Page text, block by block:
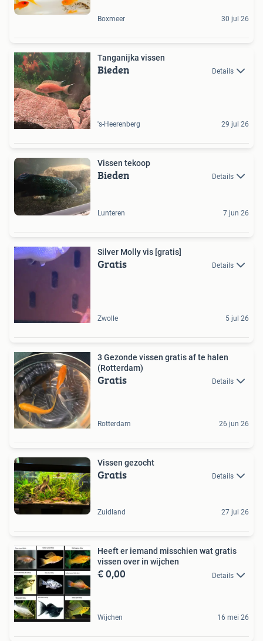
Boxmeer 30 jul 26
Tanganijka vissen
Bieden Details
's-Heerenberg 29 jul 26
Vissen tekoop
Bieden Details
Lunteren 7 jun 26
Silver Molly vis [gratis]
Gratis Details
Zwolle 5 jul 26
3 Gezonde vissen gratis af te halen
(Rotterdam)
Gratis Details
Rotterdam 26 jun 26
Vissen gezocht
Gratis Details
Zuidland 27 jul 26
Heeft er iemand misschien wat gratis
vissen over in wijchen
€ 0,00 Details
Wijchen 16 mei 26